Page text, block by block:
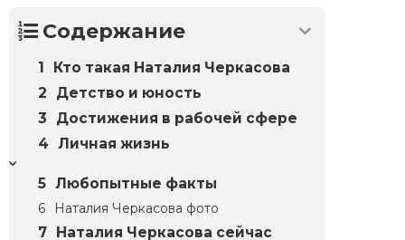
Содержание
Кто такая Наталия Черкасова
Детство и юность
Достижения в рабочей сфере
Личная жизнь
Любопытные факты
Наталия Черкасова фото
Наталия Черкасова сейчас